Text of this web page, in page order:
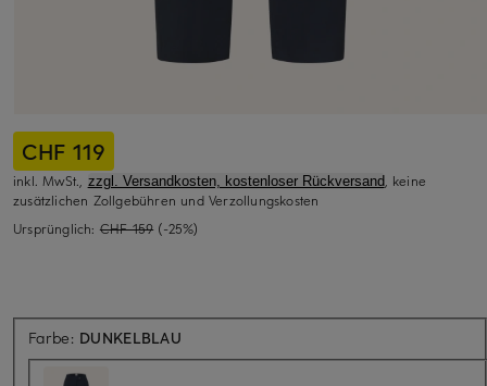
CHF 119
inkl. MwSt., zzgl. Versandkosten, kostenloser Rückversand, keine
zusätzlichen Zollgebühren und Verzollungskosten
Ursprünglich: CHF 159 (-25%)
Farbe: DUNKELBLAU